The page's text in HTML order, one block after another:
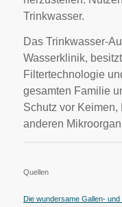
Trinkwasser.
Das Trinkwasser-
Wasserklinik,
Filtertechnologie
gesamten Familie
Schutz vor Keimen,
anderen
Quellen
Die wundersame Gallen- und